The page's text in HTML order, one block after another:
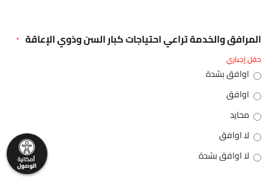
المرافق والخدمة تراعي احتياجات كبار السن وذوي الإعاقة *
حقل إجباري
اوافق بشدة
اوافق
محايد
لا اوافق
لا اوافق بشدة